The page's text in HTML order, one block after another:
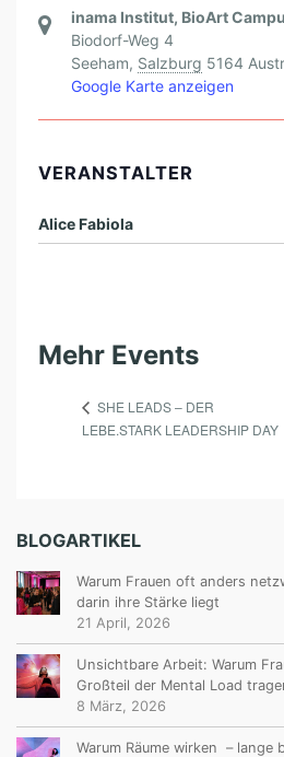
inama Institut, BioArt
Biodorf-Weg 4
Seeham, Salzburg 5164
Google Karte anzeigen
VERANSTALTER
Alice Fabiola
Mehr Events
SHE LEADS – DER
LEBE.STARK LEADERSHIP DAY
BLOGARTIKEL
Warum Frauen oft anders
darin ihre Stärke liegt
21 April, 2026
Unsichtbare Arbeit: Warum
Großteil der Mental Load
8 März, 2026
Warum Räume wirken – lange